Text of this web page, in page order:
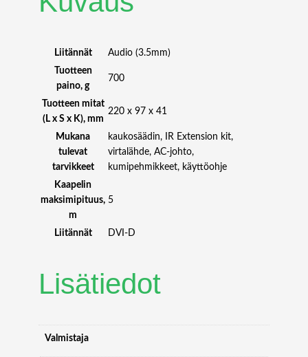
G
ä
ä
r
Liitännät
Audio (3.5mm)
Tuotteen
paino, g
700
Tuotteen mitat
(L x S x K), mm
220 x 97 x 41
Mukana
tulevat
tarvikkeet
kaukosäädin, IR Extension kit,
virtalähde, AC-johto,
kumipehmikkeet, käyttöohje
Kaapelin
maksimipituus,
m
5
Liitännät DVI-D
Lisätiedot
Valmistaja